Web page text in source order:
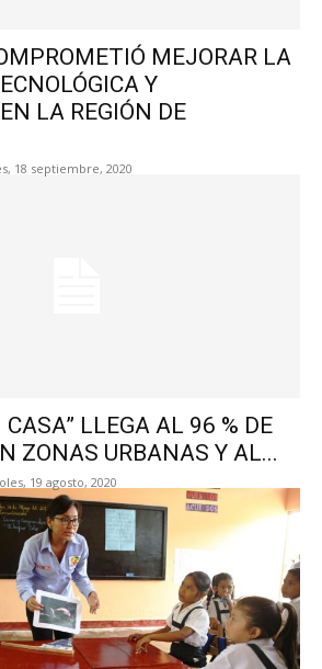
MEJORAR LA
Y
LA REGIÓN DE
18 septiembre, 2020
CASA” LLEGA AL 96 % DE
ZONAS URBANAS Y AL...
19 agosto, 2020